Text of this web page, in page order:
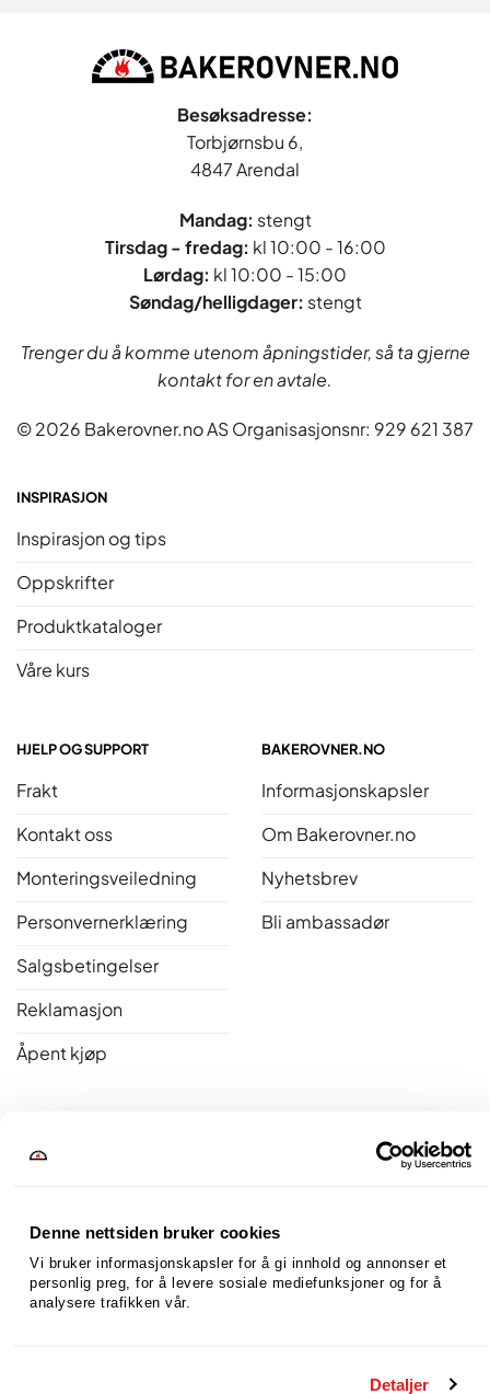
Denne nettsiden bruker cookies
Vi bruker informasjonskapsler for å gi innhold og annonser et
personlig preg, for å levere sosiale mediefunksjoner og for å
analysere trafikken vår.
Detaljer
Besøksadresse:
Torbjørnsbu 6,
4847 Arendal
Mandag: stengt
Tirsdag - fredag: kl 10:00 - 16:00
Lørdag: kl 10:00 - 15:00
Søndag/helligdager: stengt
Trenger du å komme utenom åpningstider, så ta gjerne
kontakt for en avtale.
© 2026 Bakerovner.no AS Organisasjonsnr: 929 621 387
INSPIRASJON
Inspirasjon og tips
Oppskrifter
Produktkataloger
Våre kurs
HJELP OG SUPPORT
Frakt
Kontakt oss
Monteringsveiledning
Personvernerklæring
Salgsbetingelser
Reklamasjon
Åpent kjøp
BAKEROVNER.NO
Informasjonskapsler
Om Bakerovner.no
Nyhetsbrev
Bli ambassadør